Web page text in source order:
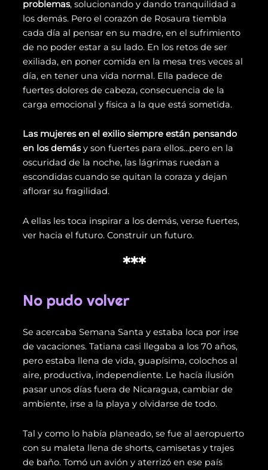
problemas, solucionando y dando tranquilidad a
los demás. Pero el corazón de Rosaura tiembla
cada día al pensar en su madre, en el sufrimiento
de no poder estar a su lado. En los retos de ser
exiliada, en poner comida en la mesa tres veces al
día, en tener una vida normal. Ella padece de
fuertes dolores de cabeza, consecuencia de la
carga emocional y física a la que está sometida.
Las mujeres en el exilio siempre están pensando
en los demásy son fuertes para ellos…pero en la
oscuridad de la noche, las lágrimas ruedan a
escondidas cuando se quitan la coraza y dejan
aflorar su fragilidad.
A ellas les toca inspirar a los demás, verse fuertes,
ver hacia el futuro. Construir un futuro.
***
No pudo volver
Se acercaba Semana Santa y estaba loca por irse
de vacaciones. Tatiana casi llegaba a los 70 años,
pero estaba llena de vida, guapísima, colochos al
aire, productiva, independiente. Le hacía ilusión
pasar unos días fuera de Nicaragua, cambiar de
ambiente, irse a la playa y olvidarse de todo.
Tal y como lo había planeado, se fue al aeropuerto
con su maleta llena de shorts, camisetas y trajes
de baño. Tomó un avión y aterrizó en ese país